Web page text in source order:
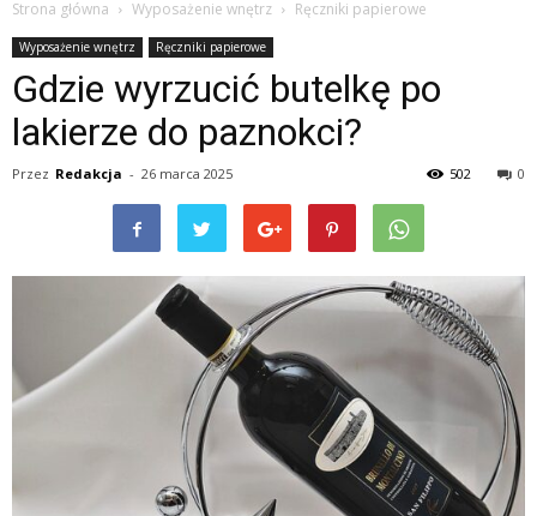
Strona główna Wyposażenie wnętrz Ręczniki papierowe
Wyposażenie wnętrz Ręczniki papierowe
Gdzie wyrzucić butelkę po
lakierze do paznokci?
Przez Redakcja - 26 marca 2025 0
502